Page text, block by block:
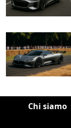
Chi siamo